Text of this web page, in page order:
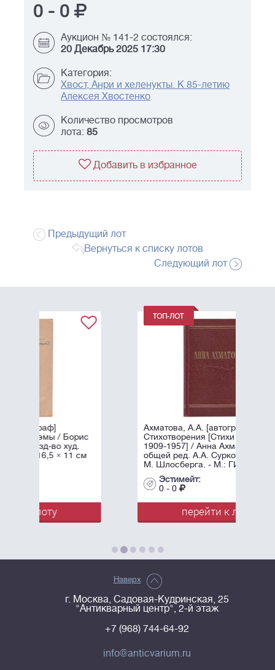
0 - 0
Аукцион № 141-2 состоялся:
20 Декабрь 2025 17:30
Категория:
Хвост, Анри и хеленукты. К 85-летию
Алексея Хвостенко
Количество просмотров
лота: 85
Добавить в избранное
Предыдущий лот
Вернуться к списку лотов
Следующий лот
Ахматова, А.А. [автограф]
Стихотворения [Стихи разных лет
1909-1957] / Анна Ахматова, под
общей ред. А.А. Суркова; Оформл.
М. Шлосберга. - М.: ГИХЛ, ...
перейти к лоту
Наверх
г. Москва, Садовая-Кудринская, 25
"Антикварный центр", 2-й этаж
+7 (968) 744-64-92
info@anticvarium.ru